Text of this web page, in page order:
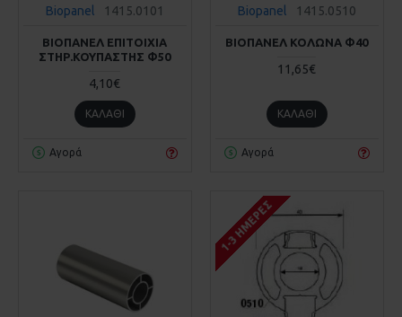
Biopanel 1415.0101
ΒΙΟΠΑΝΕΛ ΕΠΙΤΟΙΧΙΑ
ΣΤΗΡ.ΚΟΥΠΑΣΤΗΣ Φ50
4,10€
ΚΑΛΆΘΙ
Αγορά
Biopanel 1415.0510
ΒΙΟΠΑΝΕΛ ΚΟΛΩΝΑ Φ40
11,65€
ΚΑΛΆΘΙ
Αγορά
1-3 ΗΜΈΡΕΣ